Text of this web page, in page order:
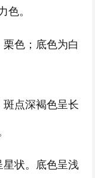
色。
色；底色为白
点深褐色呈长
星状。底色呈浅